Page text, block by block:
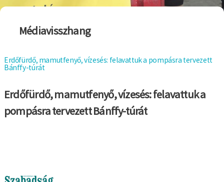
Médiavisszhang
Erdőfürdő, mamutfenyő, vízesés: felavattuk a pompásra tervezett
Bánffy-túrát
Erdőfürdő, mamutfenyő, vízesés: felavattuk a
pompásra tervezett Bánffy-túrát